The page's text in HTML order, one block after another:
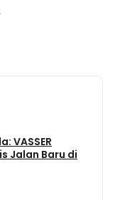
VASSER
Jalan Baru di